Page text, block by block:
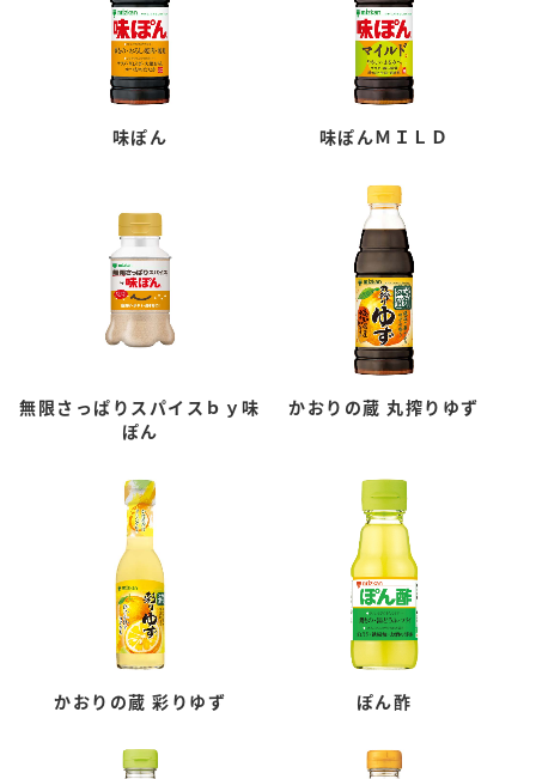
味ぽん 味ぽんＭＩＬＤ
無限さっぱりスパイスｂｙ味
ぽん
かおりの蔵 丸搾りゆず
かおりの蔵 彩りゆず ぽん酢